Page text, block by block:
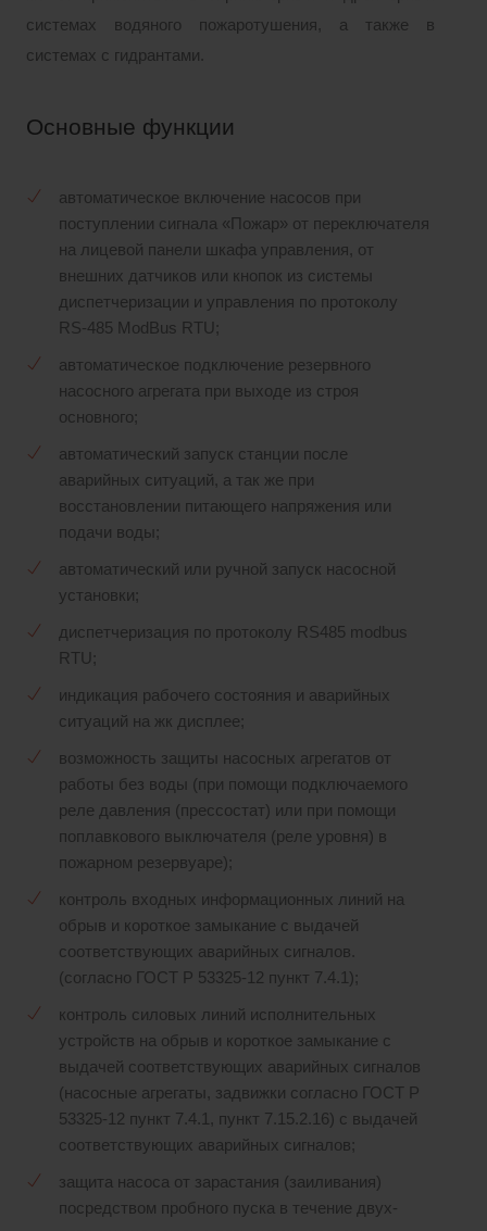
системах водяного пожаротушения, а также в
системах с гидрантами.
Основные функции
автоматическое включение насосов при
поступлении сигнала «Пожар» от переключателя
на лицевой панели шкафа управления, от
внешних датчиков или кнопок из системы
диспетчеризации и управления по протоколу
RS-485 ModBus RTU;
автоматическое подключение резервного
насосного агрегата при выходе из строя
основного;
автоматический запуск станции после
аварийных ситуаций, а так же при
восстановлении питающего напряжения или
подачи воды;
автоматический или ручной запуск насосной
установки;
диспетчеризация по протоколу RS485 modbus
RTU;
индикация рабочего состояния и аварийных
ситуаций на жк дисплее;
возможность защиты насосных агрегатов от
работы без воды (при помощи подключаемого
реле давления (прессостат) или при помощи
поплавкового выключателя (реле уровня) в
пожарном резервуаре);
контроль входных информационных линий на
обрыв и короткое замыкание с выдачей
соответствующих аварийных сигналов.
(согласно ГОСТ Р 53325-12 пункт 7.4.1);
контроль силовых линий исполнительных
устройств на обрыв и короткое замыкание с
выдачей соответствующих аварийных сигналов
(насосные агрегаты, задвижки согласно ГОСТ Р
53325-12 пункт 7.4.1, пункт 7.15.2.16) с выдачей
соответствующих аварийных сигналов;
защита насоса от зарастания (заиливания)
посредством пробного пуска в течение двух-